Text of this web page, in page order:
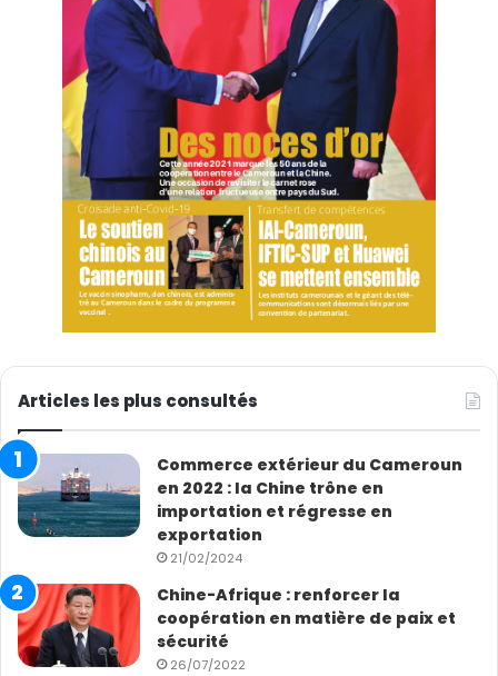
Articles les plus consultés
Commerce extérieur du Cameroun
en 2022 : la Chine trône en
importation et régresse en
exportation
21/02/2024
Chine-Afrique : renforcer la
coopération en matière de paix et
sécurité
26/07/2022